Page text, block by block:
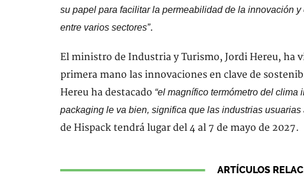
su papel para facilitar la permeabilidad de la innovación
entre varios sectores”.
El ministro de Industria y Turismo, Jordi Hereu, ha
primera mano las innovaciones en clave de
Hereu ha destacado “el magnífico termómetro del
packaging le va bien, significa que las industrias usuarias
de Hispack tendrá lugar del 4 al 7 de mayo de 2027.
ARTÍCULOS